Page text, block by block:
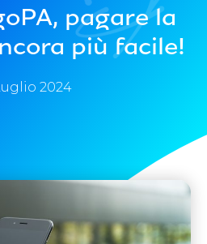
pagare la
più facile!
2024